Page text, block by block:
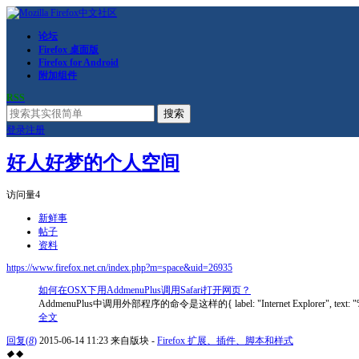
论坛
Firefox 桌面版
Firefox for Android
附加组件
RSS
搜索
登录注册
好人好梦的个人空间
访问量4
新鲜事
帖子
资料
https://www.firefox.net.cn/index.php?m=space&uid=26935
如何在OSX下用AddmenuPlus调用Safari打开网页？
AddmenuPlus中调用外部程序的命令是这样的{ label: "Internet Explorer", text:
全文
回复(8) 2015-06-14 11:23 来自版块 - Firefox 扩展、插件、脚本和样式
◆ ◆